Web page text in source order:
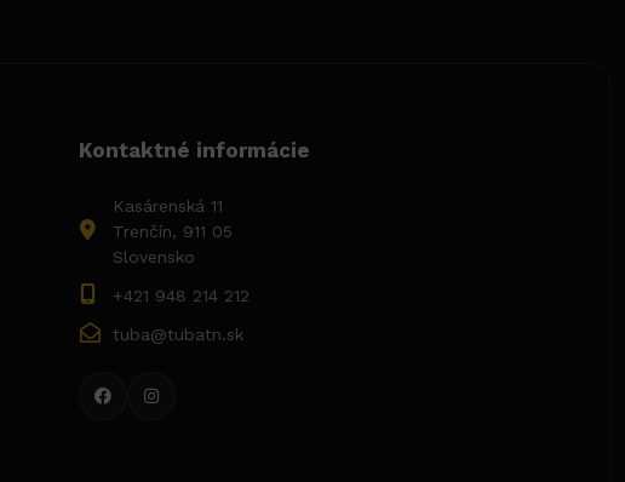
Kontaktné informácie
Kasárenská 11
Trenčín, 911 05
Slovensko
+421 948 214 212
tuba@tubatn.sk